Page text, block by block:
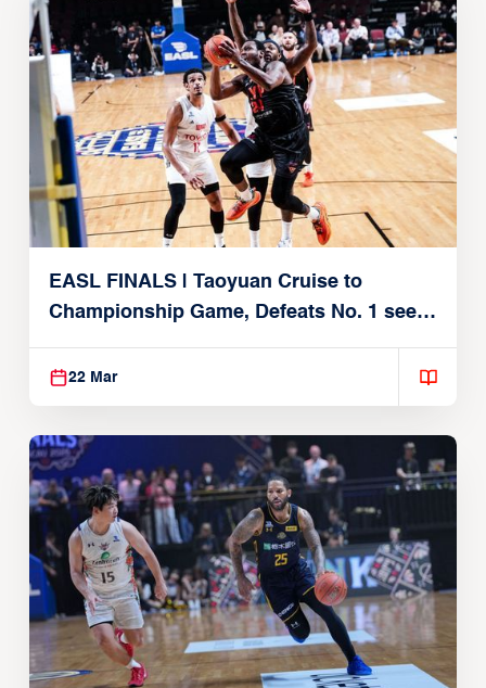
EASL FINALS | Taoyuan Cruise to
Championship Game, Defeats No. 1 seed
Alvark Tokyo
22 Mar